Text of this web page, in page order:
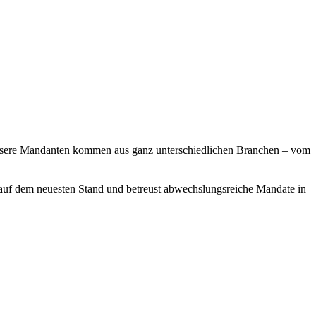
Mandanten kommen aus ganz unterschiedlichen Branchen – vom
neuesten Stand und betreust abwechslungsreiche Mandate in